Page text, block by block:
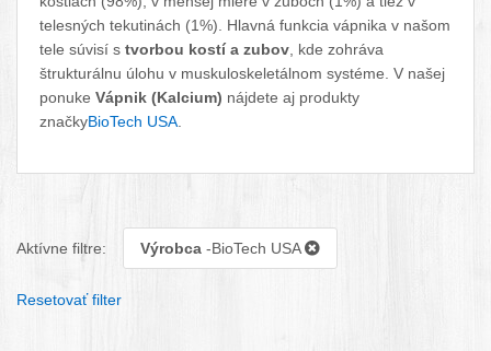
telesných tekutinách (1%). Hlavná funkcia vápnika v našom
tele súvisí s tvorbou kostí a zubov , kde zohráva
štrukturálnu úlohu v muskuloskeletálnom systéme. V našej
ponuke Vápnik (Kalcium) nájdete aj produkty
značkyBioTech USA
Aktívne filtre: Výrobca -BioTech USA
Resetovať filter